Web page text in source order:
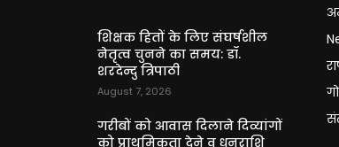
शिक्षक हितों के लिए संघर्षशील
नेतृत्व चुनने का समय: डॉ.
शरदेन्दु त्रिपाठी
August 7, 2026
गरीबों को आवास दिलाने दिव्यांगों
को प्राथमिकता देने व धनराशि